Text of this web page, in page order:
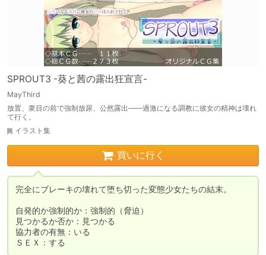
SPROUT3 -葵と茜の露出狂宣言-
MayThird
放置、衆目の前で強制放尿、公然露出――過激になる調教に彼女の精神は壊れ
て行く。
イラスト集
買いに行く
完全にブレーキの壊れて堕ち切った変態少女たちの結末。
自発的か強制的か：強制的（脅迫）
見つかるか否か：見つかる
協力者の有無：いる
ＳＥＸ：する